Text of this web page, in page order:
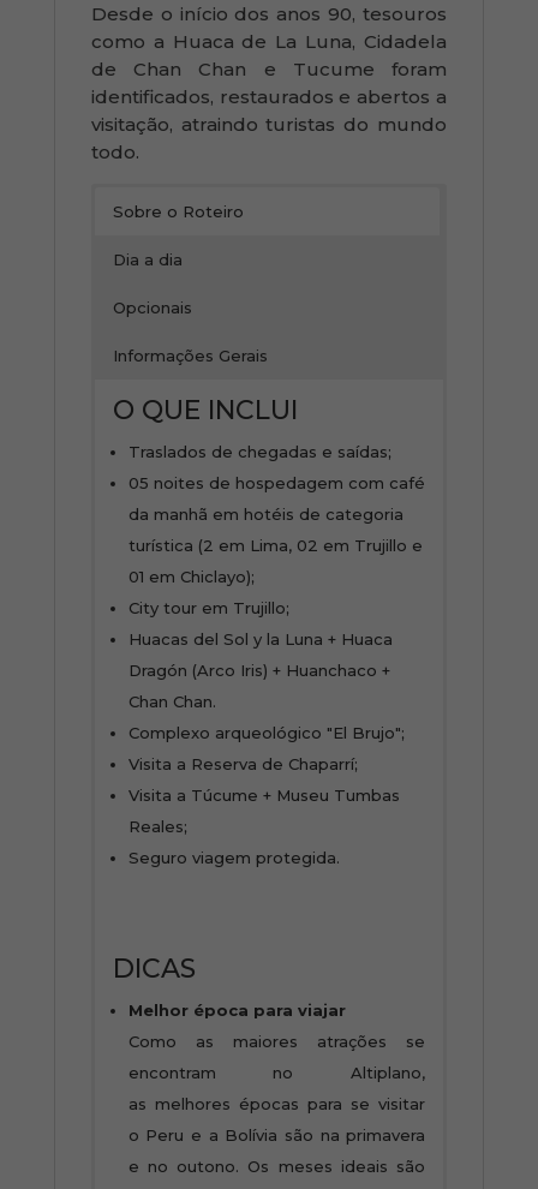
Desde o início dos anos 90, tesouros
como a Huaca de La Luna, Cidadela
de Chan Chan e Tucume foram
identificados, restaurados e abertos a
visitação, atraindo turistas do mundo
todo.
Sobre o Roteiro
Dia a dia
Opcionais
Informações Gerais
O QUE INCLUI
Traslados de chegadas e saídas;
05 noites de hospedagem com café
da manhã em hotéis de categoria
turística (2 em Lima, 02 em Trujillo e
01 em Chiclayo);
City tour em Trujillo;
Huacas del Sol y la Luna + Huaca
Dragón (Arco Iris) + Huanchaco +
Chan Chan.
Complexo arqueológico "El Brujo";
Visita a Reserva de Chaparrí;
Visita a Túcume + Museu Tumbas
Reales;
Seguro viagem protegida.
DICAS
Melhor época para viajar
Como as maiores atrações se
encontram no Altiplano,
as melhores épocas para se visitar
o Peru e a Bolívia são na primavera
e no outono. Os meses ideais são